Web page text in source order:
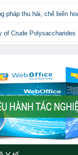
pháp thu hái, chế biến
of Crude